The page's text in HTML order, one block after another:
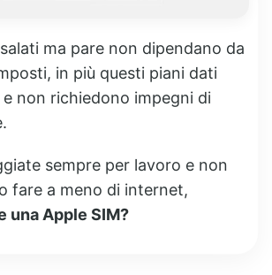
ma pare non dipendano da
in più questi piani dati
non richiedono impegni di
sempre per lavoro e non
fare a meno di internet,
una Apple SIM?